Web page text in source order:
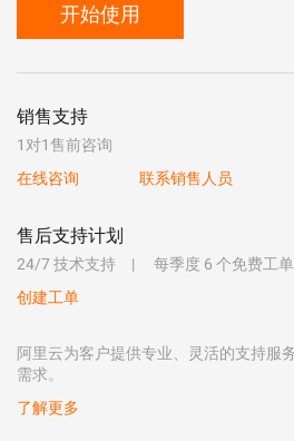
开始使用
销售支持
1对1售前咨询
在线咨询
联系销售人员
售后支持计划
24/7 技术支持 每季度 6 个免费工单
创建工单
阿里云为客户提供专业、灵活的支持服
需求。
了解更多